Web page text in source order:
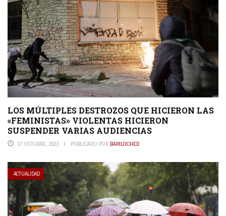
LOS MÚLTIPLES DESTROZOS QUE HICIERON LAS
«FEMINISTAS» VIOLENTAS HICIERON
SUSPENDER VARIAS AUDIENCIAS
17 OCTUBRE, 2023 PUBLICADO POR BARILOCHED
ACTUALIDAD